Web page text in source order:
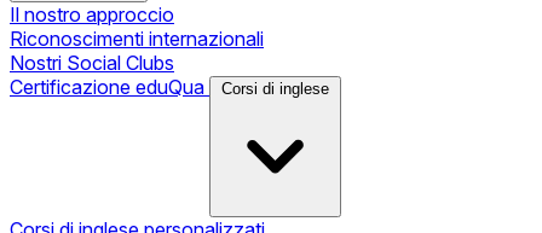
Il nostro approccio
Riconoscimenti internazionali
Nostri Social Clubs
Certificazione eduQua
Corsi di inglese